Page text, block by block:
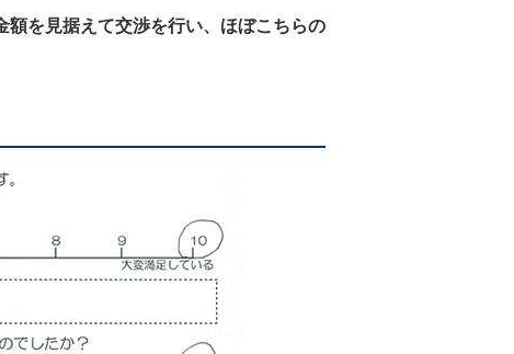
額を見据えて交渉を行い、ほぼこちらの